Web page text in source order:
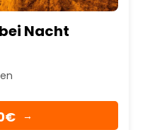
Nacht
→